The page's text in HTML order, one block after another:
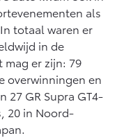
als
totaal waren er
in de
er zijn: 79
overwinningen en
27 GR Supra GT4-
20 in Noord-